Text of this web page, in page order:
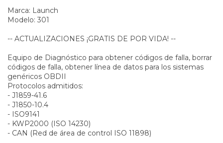
Marca: Launch
Modelo: 301
-- ACTUALIZACIONES ¡GRATIS DE POR VIDA! --
Equipo de Diagnóstico para obtener códigos de falla, borrar
códigos de falla, obtener línea de datos para los sistemas
genéricos OBDII
Protocolos admitidos:
- J1859-41.6
- J1850-10.4
- ISO9141
- KWP2000 (ISO 14230)
- CAN (Red de área de control ISO 11898)